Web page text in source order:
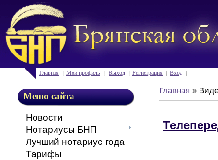
Главная Мой профиль Выход Регистрация Вход
Меню сайта
Новости
Нотариусы БНП
Лучший нотариус года
Тарифы
Главная »